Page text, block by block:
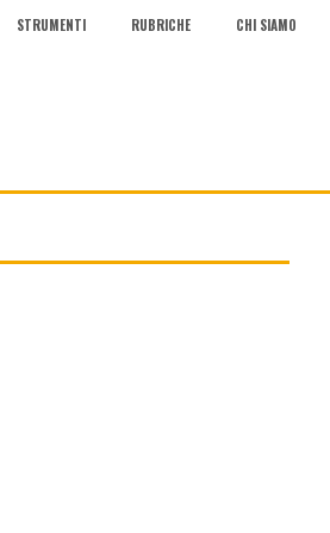
STRUMENTI RUBRICHE CHI SIAMO